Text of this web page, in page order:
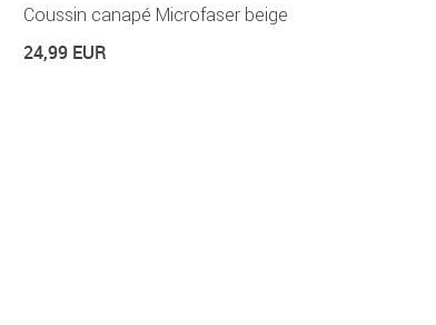
Coussin canapé Microfaser beige
24,99 EUR